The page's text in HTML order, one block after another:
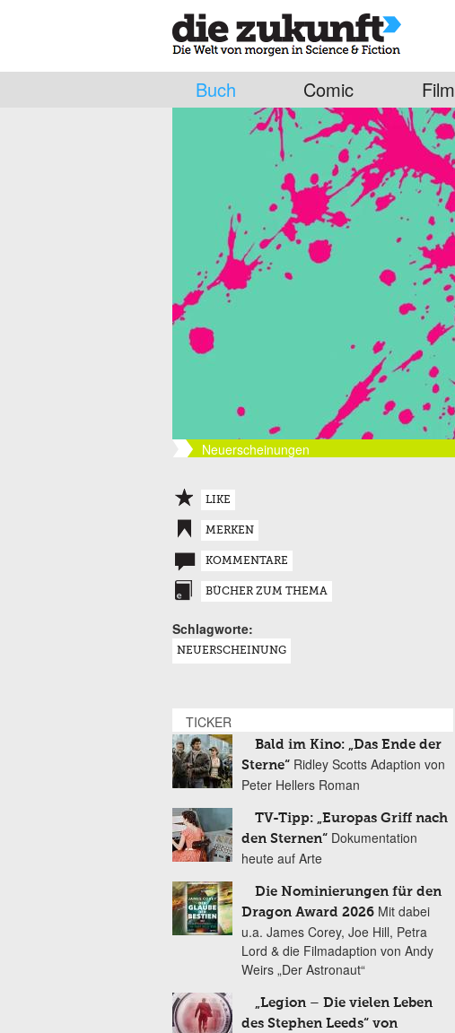
Buch Comic Film
Neuerscheinungen
LIKE
MERKEN
KOMMENTARE
BÜCHER ZUM THEMA
Schlagworte:
NEUERSCHEINUNG
TICKER
Bald im Kino: „Das Ende der
Sterne“ Ridley Scotts Adaption von
Peter Hellers Roman
TV-Tipp: „Europas Griff nach
den Sternen“ Dokumentation
heute auf Arte
Die Nominierungen für den
Dragon Award 2026 Mit dabei
u.a. James Corey, Joe Hill, Petra
Lord & die Filmadaption von Andy
Weirs „Der Astronaut“
„Legion – Die vielen Leben
des Stephen Leeds“ von